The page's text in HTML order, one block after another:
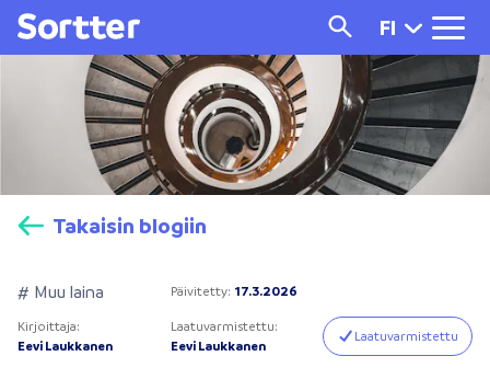
FI
Takaisin blogiin
# Muu laina Päivitetty: 17.3.2026
Kirjoittaja:
Eevi Laukkanen
Laatuvarmistettu:
Eevi Laukkanen
Laatuvarmistettu